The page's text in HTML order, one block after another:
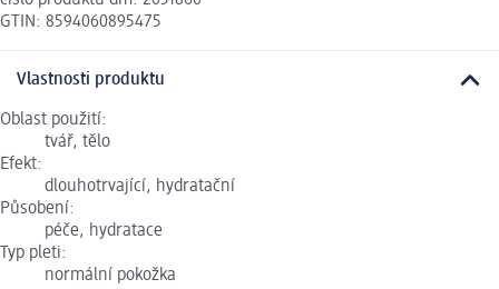
GTIN: 8594060895475
Vlastnosti produktu
Oblast použití:
tvář, tělo
Efekt:
dlouhotrvající, hydratační
Působení:
péče, hydratace
Typ pleti:
normální pokožka